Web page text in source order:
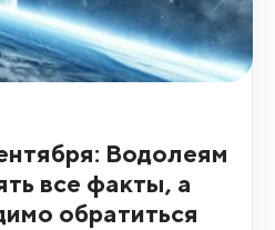
Водолеям
все факты, а
обратиться